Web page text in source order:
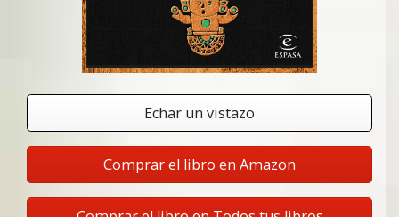
Echar un vistazo
Comprar el libro en Amazon